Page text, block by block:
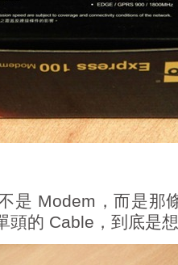
是 Modem，而是那
頭的 Cable，到底是